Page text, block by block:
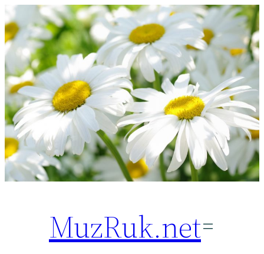
Перейти
к
содержимому
MuzRuk.net